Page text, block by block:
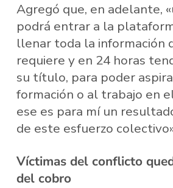
Agregó que, en adelante,
podrá entrar a la
llenar toda la información
requiere y en 24 horas
su título, para poder
formación o al trabajo en
ese es para mí un
de este esfuerzo
Víctimas del conflicto
del cobro